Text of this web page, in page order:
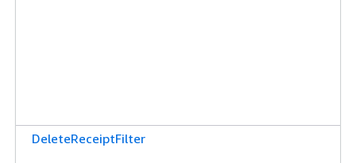
DeleteReceiptFilter